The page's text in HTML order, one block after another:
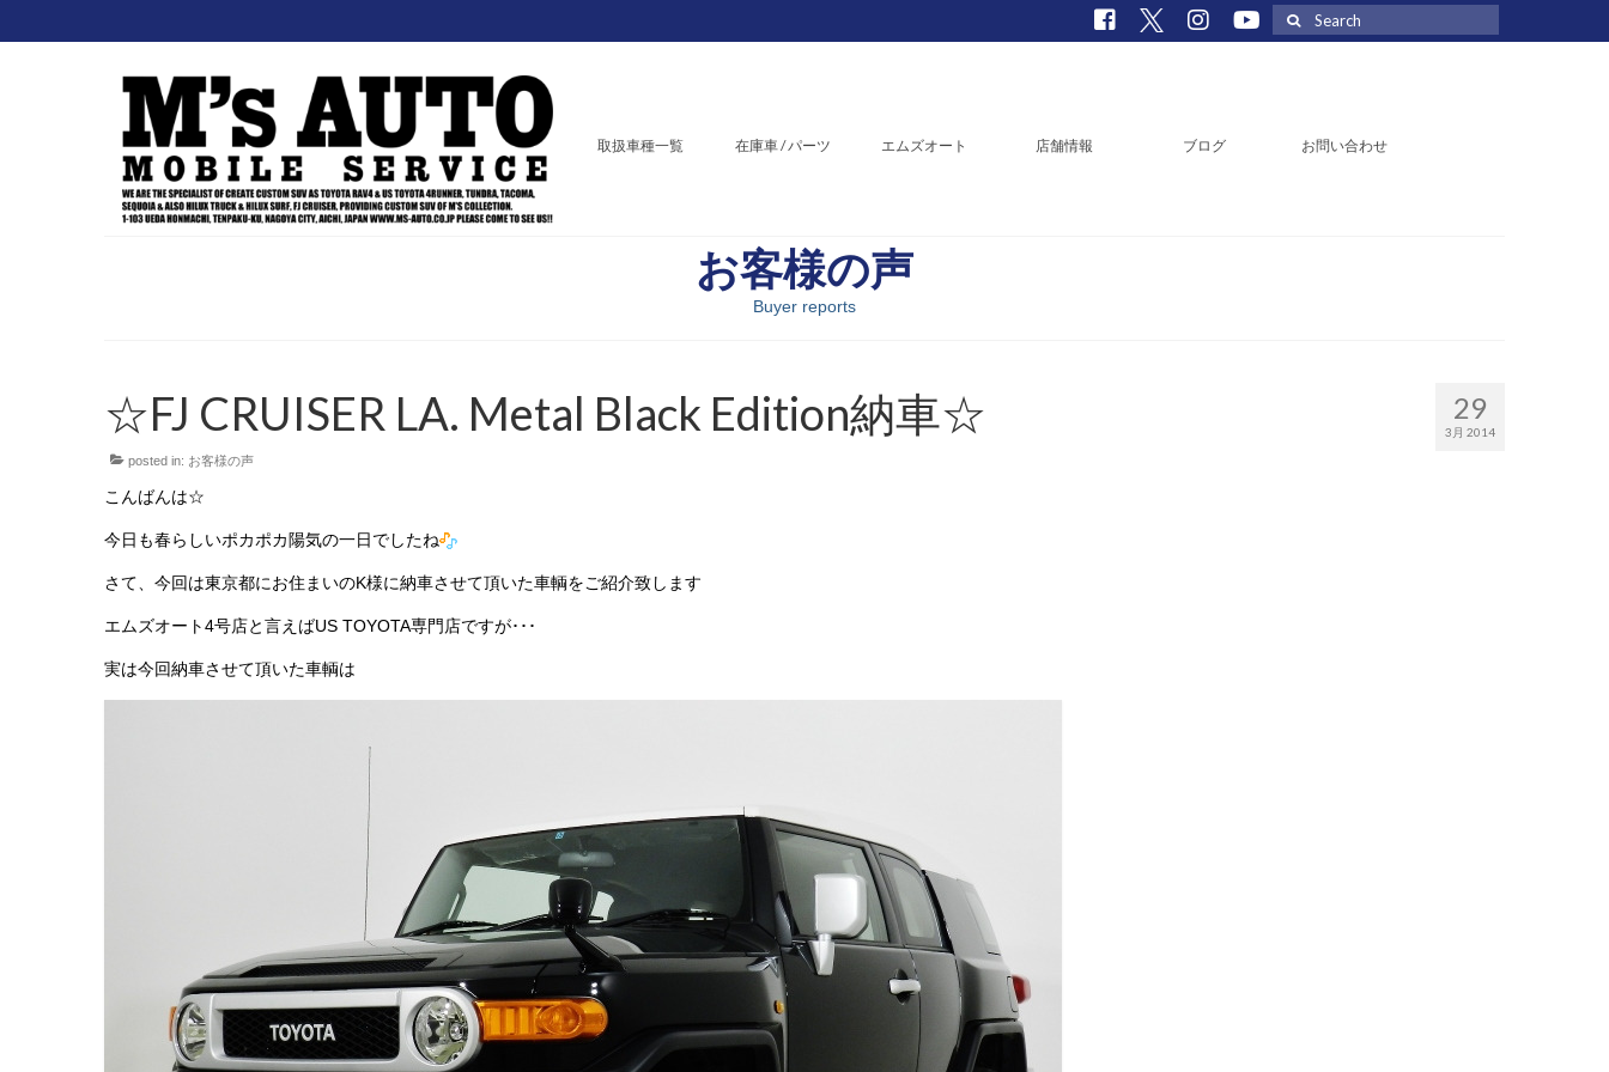
Search
for:
取扱車種一覧 在庫車 / パーツ エムズオート 店舗情報 ブログ お問い合わせ
お客様の声
Buyer reports
29
3月 2014
☆FJ CRUISER LA. Metal Black Edition納車☆
posted in: お客様の声
こんばんは☆
今日も春らしいポカポカ陽気の一日でしたね
さて、今回は東京都にお住まいのK様に納車させて頂いた車輌をご紹介致します
エムズオート4号店と言えばUS TOYOTA専門店ですが･･･
実は今回納車させて頂いた車輌は